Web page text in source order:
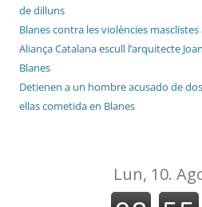
de dilluns
Blanes contra les violències
Aliança Catalana escull l’arquitecte
Blanes
Detienen a un hombre acusado de
ellas cometida en Blanes